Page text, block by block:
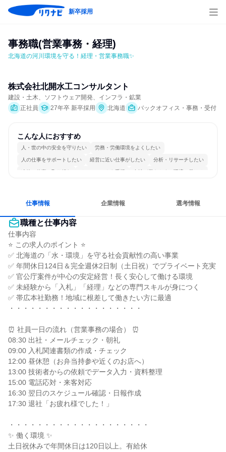
新卒採用
事務職(営業事務・経理)
北海道の河川環境を守る！経理・営業事務職✨
株式会社北開水工コンサルタント
建設・土木、ソフトウェア開発、インフラ・鉱業
正社員
27年卒 新卒採用 北海道 バックオフィス・事務・受付
こんな人におすすめ
人・世の中の安全を守りたい 労務・労働環境をよくしたい
人の仕事をサポートしたい 経営に近い仕事がしたい 分析・リサーチしたい
冷静に仕事に取り組む チームワークを重視 女性が働きやすい環境で働ける
仕事情報 企業情報 選考情報
職種と仕事内容
仕事内容
⭐ この求人のポイント ⭐
✅ 北海道の「水・環境」を守る社会貢献性の高い事業
✅ 年間休日124日＆完全週休2日制（土日祝）でプライベート充実
✅ 官公庁案件が中心の安定経営！長く安心して働ける環境
✅ 未経験から「入札」「経理」などの専門スキルが身につく
✅ 帯広本社勤務！地域に根差して働きたい方に最適
・・・・・・・・・・・・・・・・・・・
⏰ 社員一日の流れ（営業事務の場合） ⏰
08:30 出社・メールチェック・朝礼
09:00 入札関連書類の作成・チェック
12:00 昼休憩（お弁当持参や近くのお店へ）
13:00 技術者からの依頼でデータ入力・資料整理
15:00 電話応対・来客対応
16:30 翌日のスケジュール確認・日報作成
17:30 退社「お疲れ様でした！」
・・・・・・・・・・・・・・・・・・・・
✨ 働く環境 ✨
土日祝休みで年間休日は120日以上。有給休